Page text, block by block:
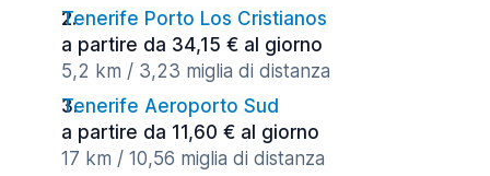
Tenerife Porto Los Cristianos
a partire da 34,15 € al giorno
5,2 km / 3,23 miglia di distanza
Tenerife Aeroporto Sud
a partire da 11,60 € al giorno
17 km / 10,56 miglia di distanza